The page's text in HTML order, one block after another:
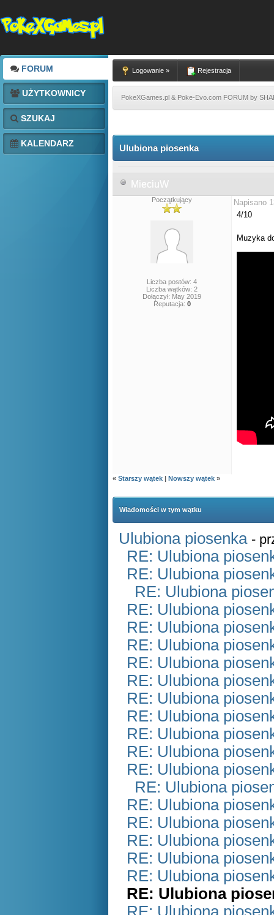
FORUM
UŻYTKOWNICY
SZUKAJ
KALENDARZ
Logowanie » Rejestracja
PokeXGames.pl & Poke-Evo.com FORUM by
Ulubiona piosenka
MieciuW
Początkujący
Liczba postów: 4
Liczba wątków: 2
Dołączył: May 2019
Reputacja: 0
Napisano
4/10
Muzyka
« Starszy wątek | Nowszy wątek »
Wiadomości w tym wątku
Ulubiona piosenka -
RE: Ulubiona
RE: Ulubiona
RE: Ulubiona
RE: Ulubiona
RE: Ulubiona
RE: Ulubiona
RE: Ulubiona
RE: Ulubiona
RE: Ulubiona
RE: Ulubiona
RE: Ulubiona
RE: Ulubiona
RE: Ulubiona
RE: Ulubiona
RE: Ulubiona
RE: Ulubiona
RE: Ulubiona
RE: Ulubiona
RE: Ulubiona
RE: Ulubiona
RE: Ulubiona